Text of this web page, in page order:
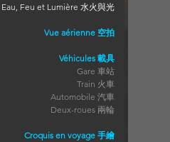
Eau, Feu et Lumière 水火與光
Vue aérienne 空拍
Véhicules 載具
Gare 車站
Train 火車
Automobile 汽車
Deux-roues 兩輪
Croquis en voyage 手繪